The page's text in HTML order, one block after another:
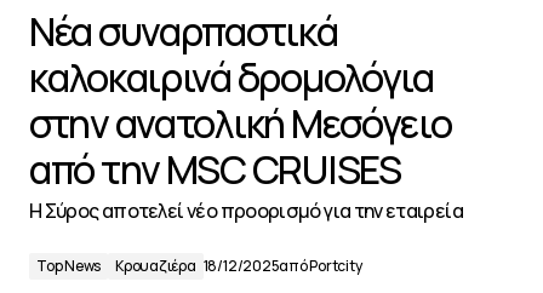
ανατολική Μεσόγειο από την MSC CRUISES
Νέα συναρπαστικά
καλοκαιρινά δρομολόγια
στην ανατολική Μεσόγειο
από την MSC CRUISES
Η Σύρος αποτελεί νέο προορισμό για την εταιρεία
Top News Κρουαζιέρα 18/12/2025απόPortcity